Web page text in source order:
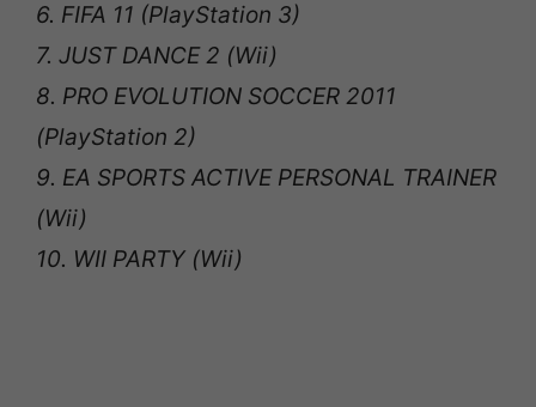
6. FIFA 11 (PlayStation 3)
7. JUST DANCE 2 (Wii)
8. PRO EVOLUTION SOCCER 2011
(PlayStation 2)
9. EA SPORTS ACTIVE PERSONAL TRAINER
(Wii)
10. WII PARTY (Wii)